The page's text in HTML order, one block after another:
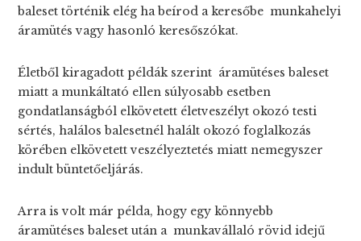
baleset történik elég ha beírod a keresőbe munkahelyi
áramütés vagy hasonló keresőszókat.
Életből kiragadott példák szerint áramütéses baleset
miatt a munkáltató ellen súlyosabb esetben
gondatlanságból elkövetett életveszélyt okozó testi
sértés, halálos balesetnél halált okozó foglalkozás
körében elkövetett veszélyeztetés miatt nemegyszer
indult büntetőeljárás.
Arra is volt már példa, hogy egy könnyebb
áramütéses baleset után a munkavállaló rövid idejű